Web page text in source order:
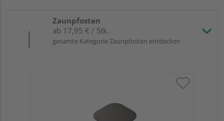
Zaunpfosten
ab 17,95 € / Stk.
gesamte Kategorie Zaunpfosten entdecken